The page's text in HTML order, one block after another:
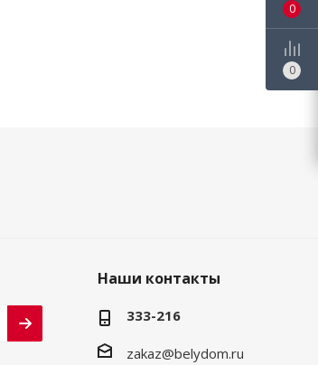
Наши контакты
333-216
zakaz@belydom.ru
0
0